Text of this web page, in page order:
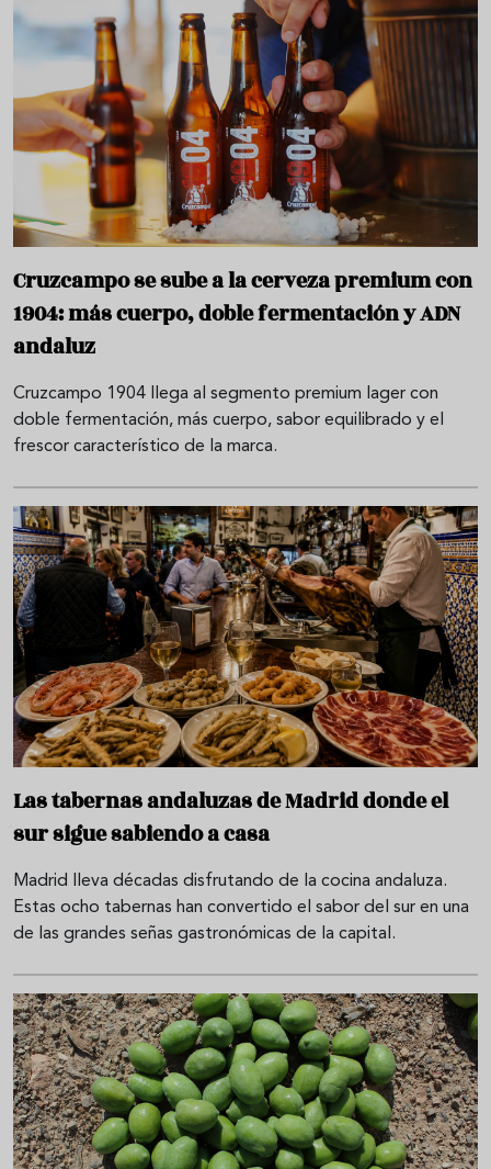
Cruzcampo se sube a la cerveza premium con
1904: más cuerpo, doble fermentación y ADN
andaluz
Cruzcampo 1904 llega al segmento premium lager con
doble fermentación, más cuerpo, sabor equilibrado y el
frescor característico de la marca.
Las tabernas andaluzas de Madrid donde el
sur sigue sabiendo a casa
Madrid lleva décadas disfrutando de la cocina andaluza.
Estas ocho tabernas han convertido el sabor del sur en una
de las grandes señas gastronómicas de la capital.